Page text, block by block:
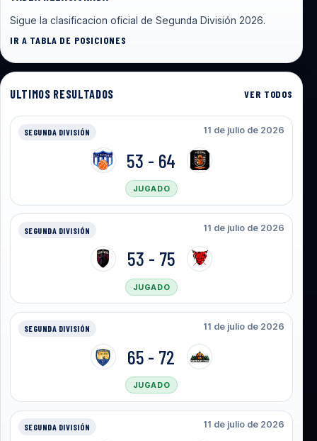
Sigue la clasificacion oficial de Segunda División 2026.
IR A TABLA DE POSICIONES
ULTIMOS RESULTADOS VER TODOS
SEGUNDA DIVISIÓN 11 de julio de 2026
53 - 64
JUGADO
SEGUNDA DIVISIÓN 11 de julio de 2026
53 - 75
JUGADO
SEGUNDA DIVISIÓN 11 de julio de 2026
65 - 72
JUGADO
SEGUNDA DIVISIÓN 11 de julio de 2026